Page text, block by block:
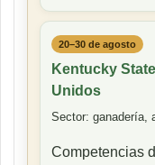
20–30 de agosto
Kentucky
Unidos
Sector: ganadería,
Competencias